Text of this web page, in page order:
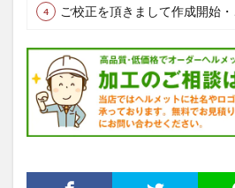
ご校正を頂きまして作成開始